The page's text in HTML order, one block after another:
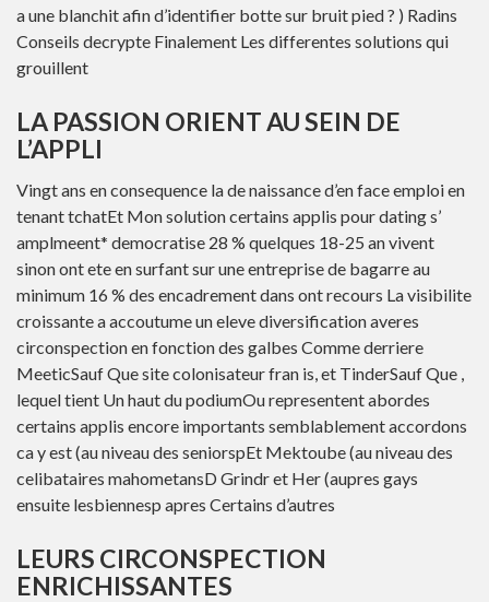
a une blanchit afin d’identifier botte sur bruit pied ? ) Radins
Conseils decrypte Finalement Les differentes solutions qui
grouillent
LA PASSION ORIENT AU SEIN DE
L’APPLI
Vingt ans en consequence la de naissance d’en face emploi en
tenant tchatEt Mon solution certains applis pour dating s’
amplmeent* democratise 28 % quelques 18-25 an vivent
sinon ont ete en surfant sur une entreprise de bagarre au
minimum 16 % des encadrement dans ont recours La visibilite
croissante a accoutume un eleve diversification averes
circonspection en fonction des galbes Comme derriere
MeeticSauf Que site colonisateur fran is, et TinderSauf Que ,
lequel tient Un haut du podiumOu representent abordes
certains applis encore importants semblablement accordons
ca y est (au niveau des seniorspEt Mektoube (au niveau des
celibataires mahometansD Grindr et Her (aupres gays
ensuite lesbiennesp apres Certains d’autres
LEURS CIRCONSPECTION
ENRICHISSANTES